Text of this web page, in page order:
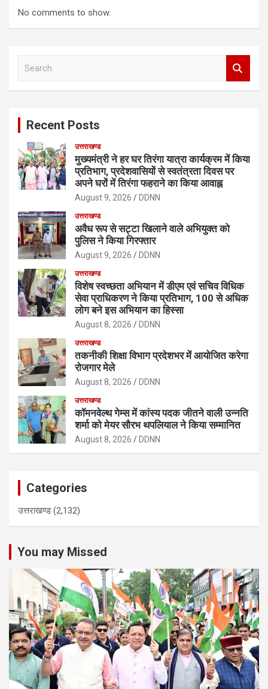
No comments to show.
Recent Posts
उत्तराखण्ड
मुख्यमंत्री ने हर घर तिरंगा यात्रा कार्यक्रम में किया
प्रतिभाग, प्रदेशवासियों से स्वतंत्रता दिवस पर
अपने घरों में तिरंगा फहराने का किया आवाह्न
August 9, 2026 DDNN
उत्तराखण्ड
अवैध रूप से सट्टा खिलाने वाले अभियुक्त को
पुलिस ने किया गिरफ्तार
August 9, 2026 DDNN
उत्तराखण्ड
विशेष स्वच्छता अभियान में डीएम एवं सचिव विधिक
सेवा प्राधिकरण ने किया प्रतिभाग, 100 से अधिक
लोग बने इस अभियान का हिस्सा
August 8, 2026 DDNN
उत्तराखण्ड
तकनीकी शिक्षा विभाग प्रदेशभर में आयोजित करेगा
रोजगार मेले
August 8, 2026 DDNN
उत्तराखण्ड
कॉमनवेल्थ गेम्स में कांस्य पदक जीतने वाली उन्नति
शर्मा को मेयर सौरभ थपलियाल ने किया सम्मानित
August 8, 2026 DDNN
Categories
उत्तराखण्ड(2,132)
You may Missed